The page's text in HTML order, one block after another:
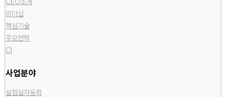
리더십
핵심기술
주요연혁
CI
사업분야
실험실자동화